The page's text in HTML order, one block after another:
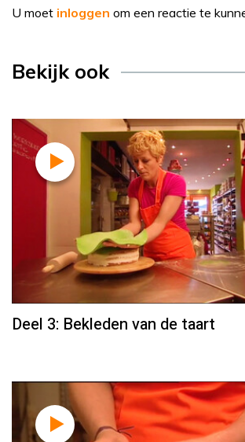
U moet inloggen om een reactie te
Bekijk ook
Deel 3: Bekleden van de taart